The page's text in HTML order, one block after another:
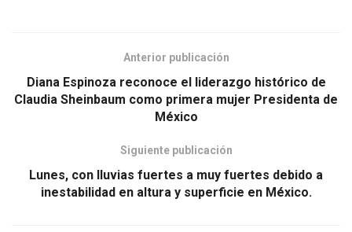
Anterior publicación
Diana Espinoza reconoce el liderazgo histórico de
Claudia Sheinbaum como primera mujer Presidenta de
México
Siguiente publicación
Lunes, con lluvias fuertes a muy fuertes debido a
inestabilidad en altura y superficie en México.